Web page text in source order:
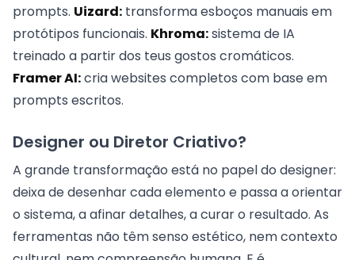
prompts. Uizard: transforma esboços manuais em
protótipos funcionais. Khroma:sistema de IA
treinado a partir dos teus gostos cromáticos.
Framer AI:cria websites completos com base em
prompts escritos.
Designer ou Diretor Criativo?
A grande transformação está no papel do designer:
deixa de desenhar cada elemento e passa a orientar
o sistema, a afinar detalhes, a curar o resultado. As
ferramentas não têm senso estético, nem contexto